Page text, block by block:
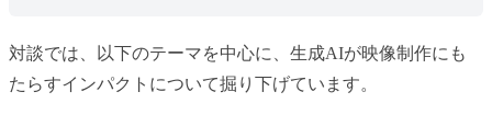
対談では、以下のテーマを中心に、生成AIが映像制作にも
たらすインパクトについて掘り下げています。